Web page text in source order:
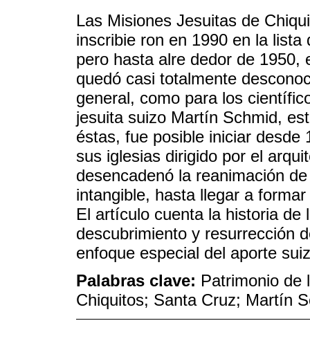
Las Misiones Jesuitas de
inscribie ron en 1990 en la
pero hasta alre dedor de 1950,
quedó casi totalmente
general, como para los
jesuita suizo Martín Schmid,
éstas, fue posible iniciar desde
sus iglesias dirigido por el
desencadenó la reanimación
intangible, hasta llegar a
El artículo cuenta la historia de
descubrimiento y resurrección
enfoque especial del aporte
Palabras clave: Patrimonio de
Chiquitos; Santa Cruz; Martín